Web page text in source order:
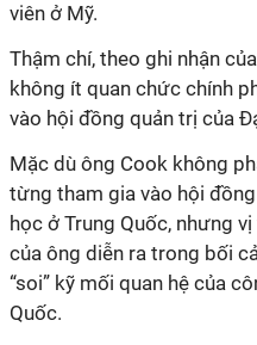
viên ở Mỹ.
Thậm chí, theo ghi nhận
không ít quan chức chính
vào hội đồng quản trị của
Mặc dù ông Cook không
từng tham gia vào hội
học ở Trung Quốc, nhưng
của ông diễn ra trong bối
“soi” kỹ mối quan hệ của
Quốc.